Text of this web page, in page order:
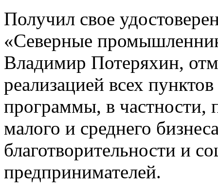
Получил свое
«Северные
Владимир Потеряхин,
реализацией всех
программы, в частности,
малого и среднего
благотворительности и
предпринимателей.